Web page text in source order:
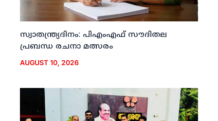
സ്വാതന്ത്ര്യദിനം: പിഎംഎഫ് സൗദിതല
പ്രബന്ധ രചനാ മത്സരം
AUGUST 10, 2026